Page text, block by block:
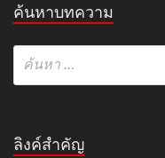
ค้นหาบทความ
ลิงค์สำคัญ